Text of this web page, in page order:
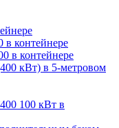
контейнере
в контейнере
кВт) в 5-метровом
100 кВт в